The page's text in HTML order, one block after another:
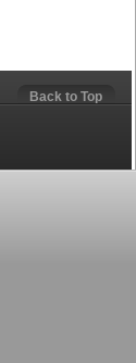
Back to Top